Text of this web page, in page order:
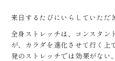
来日するたびにいらしていただ
全身ストレッチは、コンスタン
が、カラダを進化させて行く上
発のストレッチでは効果がない